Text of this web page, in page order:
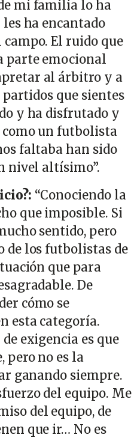
mi familia lo ha
ha encantado
campo. El ruido que
parte emocional
al árbitro y a
partidos que sientes
y ha disfrutado y
un futbolista
faltaba han sido
nivel altísimo”.
“Conociendo la
que imposible. Si
sentido, pero
de los futbolistas de
que para
De
cómo se
esta categoría.
exigencia es que
pero no es la
ganando siempre.
del equipo. Me
del equipo, de
que ir… No es